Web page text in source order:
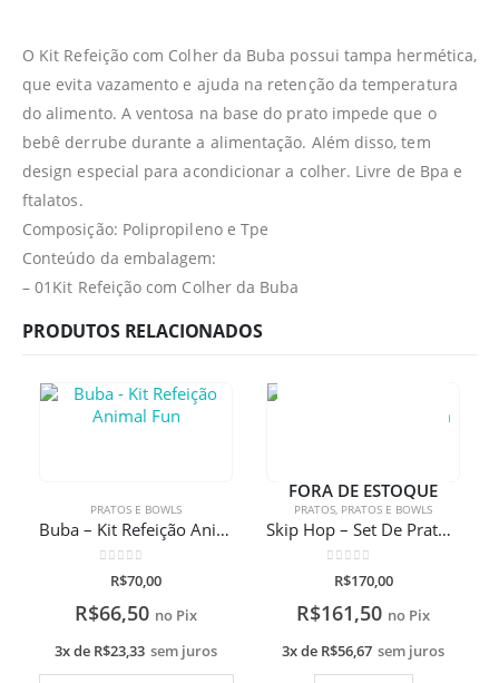
O Kit Refeição com Colher da Buba possui tampa hermética,
que evita vazamento e ajuda na retenção da temperatura
do alimento. A ventosa na base do prato impede que o
bebê derrube durante a alimentação. Além disso, tem
design especial para acondicionar a colher. Livre de Bpa e
ftalatos.
Composição: Polipropileno e Tpe
Conteúdo da embalagem:
– 01Kit Refeição com Colher da Buba
PRODUTOS RELACIONADOS
PRATOS E BOWLS
Buba – Kit Refeição Animal Fun
de 5
R$70,00
R$66,50 no Pix
3x de R$23,33 sem juros
FORA DE ESTOQUE
PRATOS, PRATOS E BOWLS
Skip Hop – Set De Pratos Zoo Girafa Com Gravação A Laser
de 5
R$170,00
R$161,50 no Pix
3x de R$56,67 sem juros